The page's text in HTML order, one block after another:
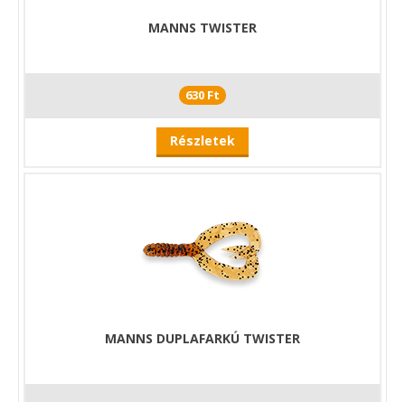
MANNS TWISTER
630 Ft
Részletek
MANNS DUPLAFARKÚ TWISTER